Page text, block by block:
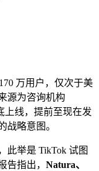
万用户，仅次于美
源为咨询机构
上线，提前至现在发
战略意图。
此举是 TikTok 试图
告指出， Natura、